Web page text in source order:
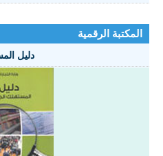
الرقمية
دليل المستهلك